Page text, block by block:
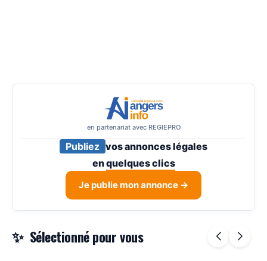
en partenariat avec REGIEPRO
Publiez vos annonces légales
enquelques clics
Je publie mon annonce →
Sélectionné pour vous